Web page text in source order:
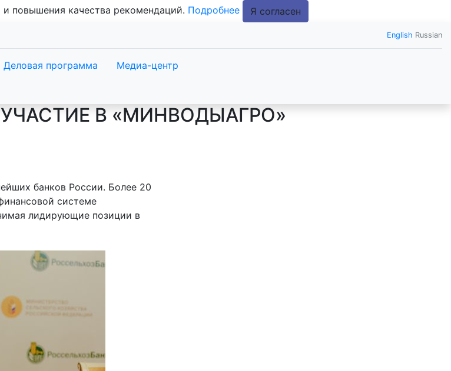
повышения качества рекомендаций. Подробнее Я согласен
English Russian
Деловая программа
Медиа-центр
В «МИНВОДЫАГРО»
банков России. Более 20
системе
лидирующие позиции в